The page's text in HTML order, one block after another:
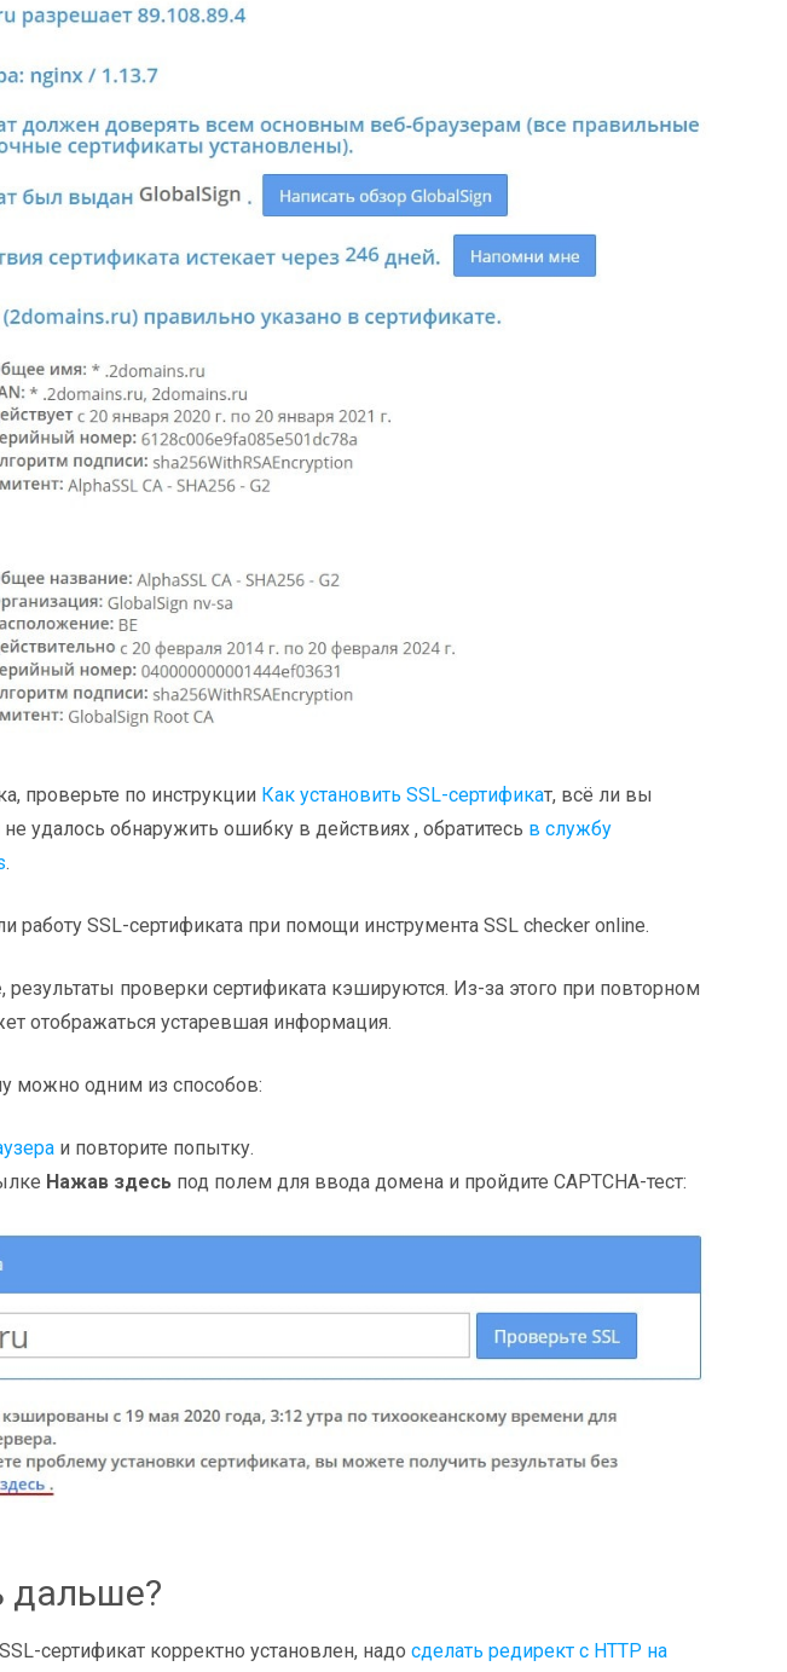
проверьте по инструкции Как установить SSL-сертификат, всё ли вы
удалось обнаружить ошибку в действиях , обратитесь в службу
.
работу SSL-сертификата при помощи инструмента SSL checker online.
, результаты проверки сертификата кэшируются. Из-за этого при повторном
отображаться устаревшая информация.
можно одним из способов:
и повторите попытку.
Нажав здесьпод полем для ввода домена и пройдите CAPTCHA-тест:
дальше?
сертификат корректно установлен, надо сделать редирект с HTTP на